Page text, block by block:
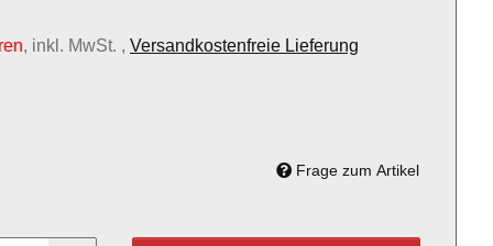
, inkl. MwSt. , Versandkostenfreie Lieferung
Frage zum Artikel